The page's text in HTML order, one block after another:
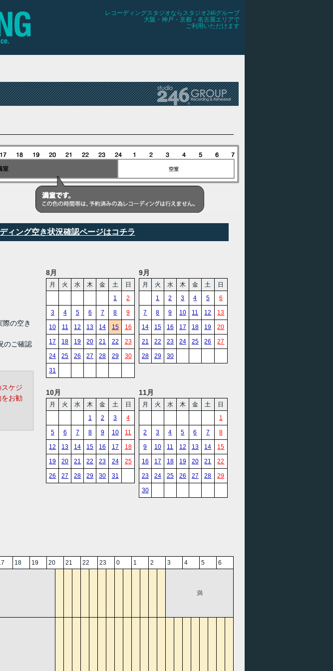
レコーディングスタジオならスタジオ246グループ
大阪・神戸・京都・名古屋エリアで
ご利用いただけます
ング空き状況確認ページはコチラ
際の空き
のご確認
ケジ
をお勧
8月
月 火 水 木 金 土
日
1
2
3 4 5 6 7 8 9
10 11 12 13 14 15 16
17 18 19 20 21 22 23
24 25 26 27 28 29 30
31
9月
月 火 水 木 金 土
日
1
2 3 4 5 6
7 8 9 10 11 12 13
14 15 16 17 18 19 20
21 22 23 24 25 26 27
28 29 30
10月
月 火 水 木 金 土
日
1
2 3 4
5 6 7 8 9 10 11
12 13 14 15 16 17 18
19 20 21 22 23 24 25
26 27 28 29 30 31
11月
月 火 水 木 金 土
日
1
2 3 4 5 6 7 8
9 10 11 12 13 14 15
16 17 18 19 20 21 22
23 24 25 26 27 28 29
30
18 19 20 21 22 23 0 1 2 3 4 5 6
満